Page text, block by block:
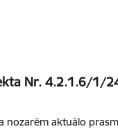
Nr. 4.2.1.6/1/
aktuālo